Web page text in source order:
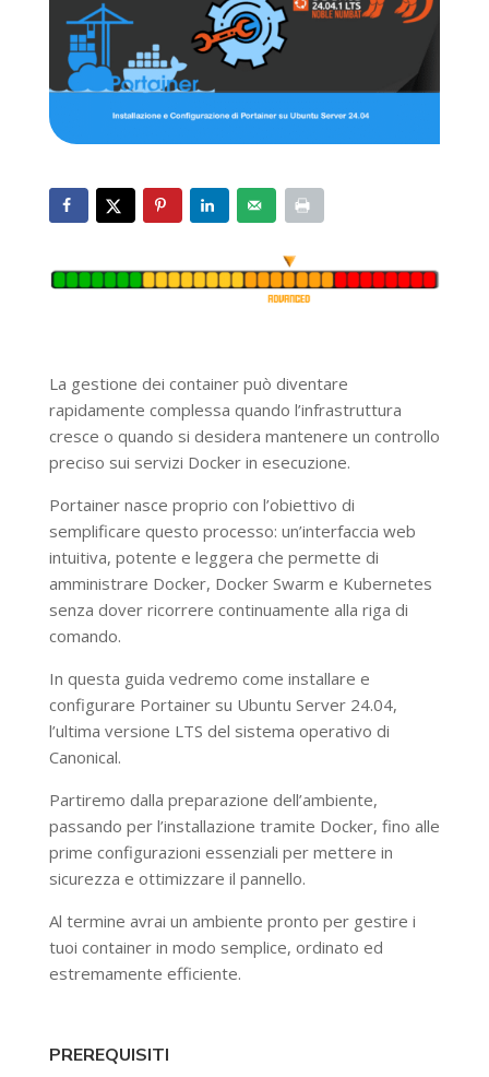
La gestione dei container può diventare
rapidamente complessa quando l’infrastruttura
cresce o quando si desidera mantenere un controllo
preciso sui servizi Docker in esecuzione.
Portainer nasce proprio con l’obiettivo di
semplificare questo processo: un’interfaccia web
intuitiva, potente e leggera che permette di
amministrare Docker, Docker Swarm e Kubernetes
senza dover ricorrere continuamente alla riga di
comando.
In questa guida vedremo come installare e
configurare Portainer su Ubuntu Server 24.04,
l’ultima versione LTS del sistema operativo di
Canonical.
Partiremo dalla preparazione dell’ambiente,
passando per l’installazione tramite Docker, fino alle
prime configurazioni essenziali per mettere in
sicurezza e ottimizzare il pannello.
Al termine avrai un ambiente pronto per gestire i
tuoi container in modo semplice, ordinato ed
estremamente efficiente.
PREREQUISITI